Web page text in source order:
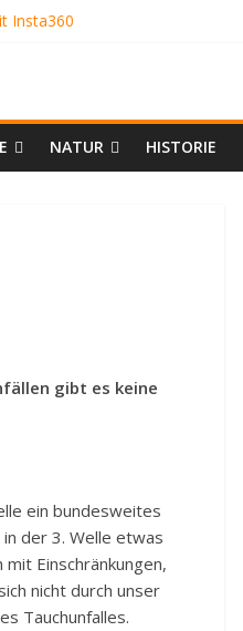
Insta360
NATUR HISTORIE
gibt es keine
ein bundesweites
der 3. Welle etwas
Einschränkungen,
nicht durch unser
Tauchunfalles.